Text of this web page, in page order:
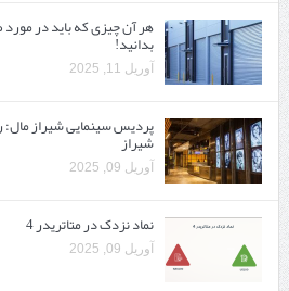
هر آن چیزی که باید در
بدانید!
آوریل 11, 2025
پردیس سینمایی شیراز
شیراز
آوریل 09, 2025
نماد نزدک در متاتریدر 4
آوریل 09, 2025